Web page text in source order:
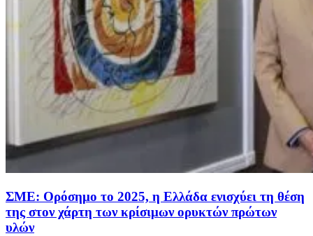
ΣΜΕ: Ορόσημο το 2025, η Ελλάδα ενισχύει τη θέση
της στον χάρτη των κρίσιμων ορυκτών πρώτων
υλών